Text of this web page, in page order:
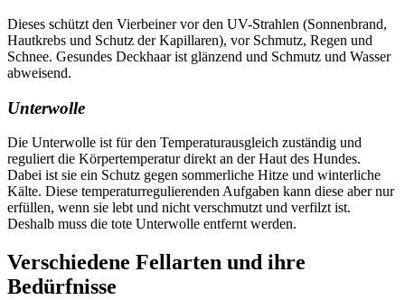
Dieses schützt den Vierbeiner vor den UV-Strahlen (Sonnenbrand,
Hautkrebs und Schutz der Kapillaren), vor Schmutz, Regen und
Schnee. Gesundes Deckhaar ist glänzend und Schmutz und Wasser
abweisend.
Unterwolle
Die Unterwolle ist für den Temperaturausgleich zuständig und
reguliert die Körpertemperatur direkt an der Haut des Hundes.
Dabei ist sie ein Schutz gegen sommerliche Hitze und winterliche
Kälte. Diese temperaturregulierenden Aufgaben kann diese aber nur
erfüllen, wenn sie lebt und nicht verschmutzt und verfilzt ist.
Deshalb muss die tote Unterwolle entfernt werden.
Verschiedene Fellarten und ihre
Bedürfnisse